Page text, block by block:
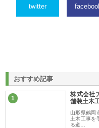
twitter
おすすめ記事
1
株式会社
舗装土木
山形県鶴岡
土木工事を
る道…